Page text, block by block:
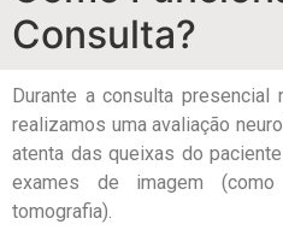
Consulta?
Durante a consulta
realizamos uma avaliação
atenta das queixas do
exames de imagem
tomografia).